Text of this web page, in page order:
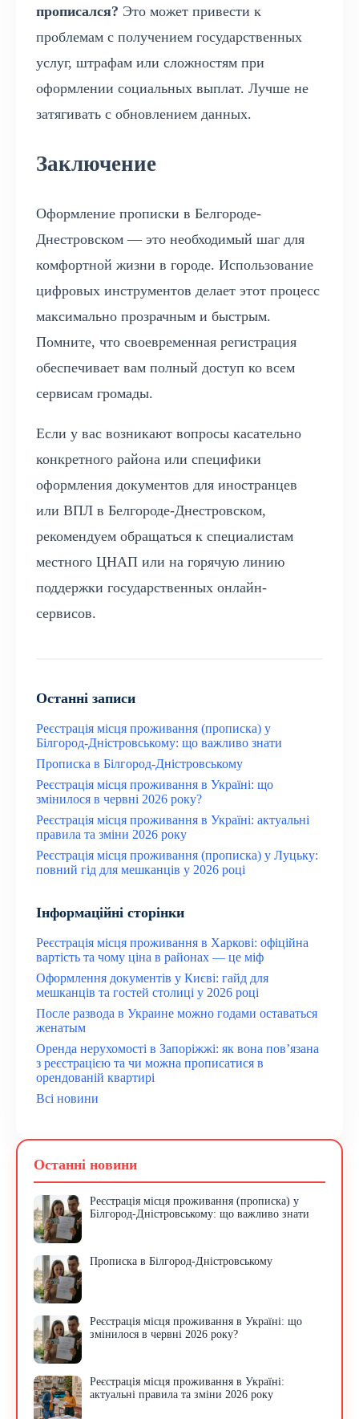
прописался? Это может привести к
проблемам с получением государственных
услуг, штрафам или сложностям при
оформлении социальных выплат. Лучше не
затягивать с обновлением данных.
Заключение
Оформление прописки в Белгороде-
Днестровском — это необходимый шаг для
комфортной жизни в городе. Использование
цифровых инструментов делает этот процесс
максимально прозрачным и быстрым.
Помните, что своевременная регистрация
обеспечивает вам полный доступ ко всем
сервисам громады.
Если у вас возникают вопросы касательно
конкретного района или специфики
оформления документов для иностранцев
или ВПЛ в Белгороде-Днестровском,
рекомендуем обращаться к специалистам
местного ЦНАП или на горячую линию
поддержки государственных онлайн-
сервисов.
Останні записи
Реєстрація місця проживання (прописка) у
Білгород-Дністровському: що важливо знати
Прописка в Білгород-Дністровському
Реєстрація місця проживання в Україні: що
змінилося в червні 2026 року?
Реєстрація місця проживання в Україні: актуальні
правила та зміни 2026 року
Реєстрація місця проживання (прописка) у Луцьку:
повний гід для мешканців у 2026 році
Інформаційні сторінки
Реєстрація місця проживання в Харкові: офіційна
вартість та чому ціна в районах — це міф
Оформлення документів у Києві: гайд для
мешканців та гостей столиці у 2026 році
После развода в Украине можно годами оставаться
женатым
Оренда нерухомості в Запоріжжі: як вона пов’язана
з реєстрацією та чи можна прописатися в
орендованій квартирі
Всі новини
Останні новини
Реєстрація місця проживання (прописка) у
Білгород-Дністровському: що важливо знати
Прописка в Білгород-Дністровському
Реєстрація місця проживання в Україні: що
змінилося в червні 2026 року?
Реєстрація місця проживання в Україні:
актуальні правила та зміни 2026 року